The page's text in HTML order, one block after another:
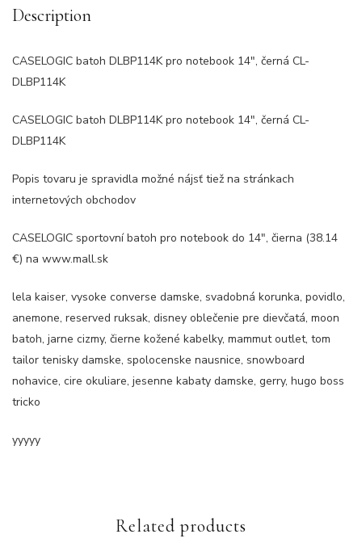
Description
CASELOGIC batoh DLBP114K pro notebook 14″, černá CL-
DLBP114K
CASELOGIC batoh DLBP114K pro notebook 14″, černá CL-
DLBP114K
Popis tovaru je spravidla možné nájsť tiež na stránkach
internetových obchodov
CASELOGIC sportovní batoh pro notebook do 14″, čierna (38.14
€) na www.mall.sk
lela kaiser, vysoke converse damske, svadobná korunka, povidlo,
anemone, reserved ruksak, disney oblečenie pre dievčatá, moon
batoh, jarne cizmy, čierne kožené kabelky, mammut outlet, tom
tailor tenisky damske, spolocenske nausnice, snowboard
nohavice, cire okuliare, jesenne kabaty damske, gerry, hugo boss
tricko
yyyyy
Related products